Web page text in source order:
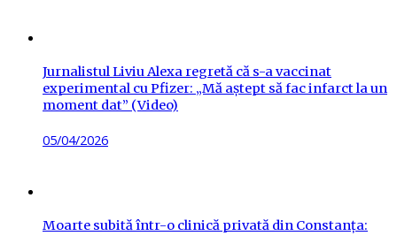
Jurnalistul Liviu Alexa regretă că s-a vaccinat
experimental cu Pfizer: „Mă aștept să fac infarct la un
moment dat” (Video)
Posted
05/04/2026
Moarte subită într-o clinică privată din Constanța: